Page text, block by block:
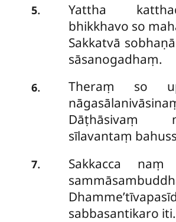
5.
Yattha
bhikkhavo so
Sakkatvā
sāsanogadhaṃ.
6.
Theraṃ so
Dāṭhāsivaṃ
sīlavantaṃ
7.
Sakkacca
sabbasantikaro iti.